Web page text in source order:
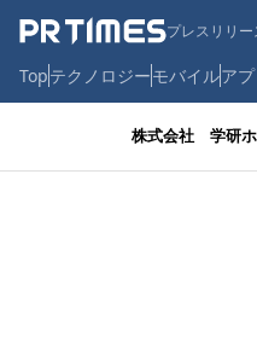
プレスリリ
Topテクノロジーモバイルアプ
株式会社 学研ホ